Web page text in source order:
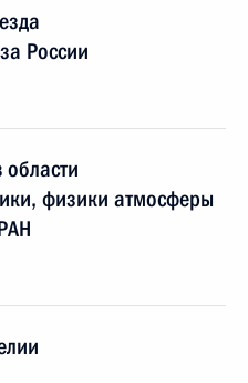
России
физики атмосферы